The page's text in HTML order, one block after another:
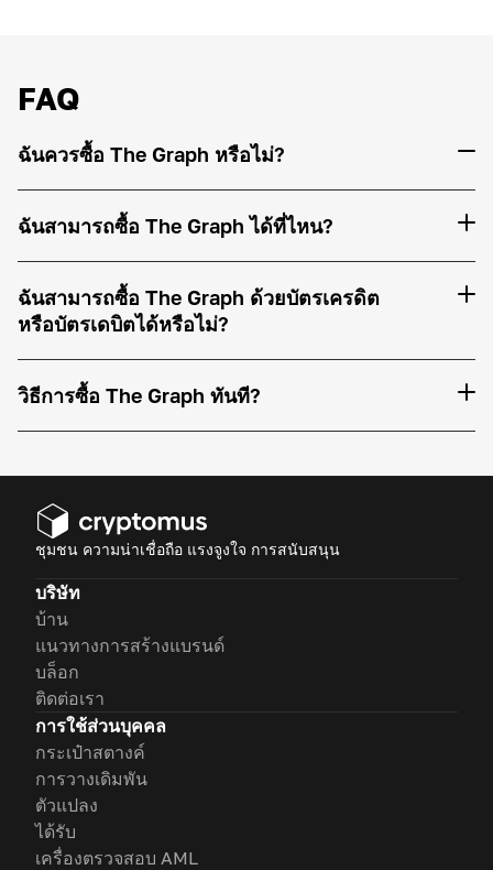
FAQ
ฉันควรซื้อ The Graph หรือไม่?
ฉันสามารถซื้อ The Graph ได้ที่ไหน?
ฉันสามารถซื้อ The Graph ด้วยบัตรเครดิต
หรือบัตรเดบิตได้หรือไม่?
วิธีการซื้อ The Graph ทันที?
ชุมชน ความน่าเชื่อถือ แรงจูงใจ การสนับสนุน
บริษัท
บ้าน
แนวทางการสร้างแบรนด์
บล็อก
ติดต่อเรา
การใช้ส่วนบุคคล
กระเป๋าสตางค์
การวางเดิมพัน
ตัวแปลง
ได้รับ
เครื่องตรวจสอบ AML